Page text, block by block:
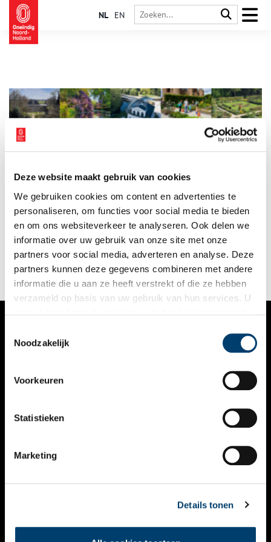
Deze website maakt gebruik van cookies
We gebruiken cookies om content en advertenties te
personaliseren, om functies voor social media te bieden
en om ons websiteverkeer te analyseren. Ook delen we
informatie over uw gebruik van onze site met onze
partners voor social media, adverteren en analyse. Deze
partners kunnen deze gegevens combineren met andere
informatie die u aan ze heeft verstrekt of die ze hebben
verzameld op basis van uw gebruik van hun services. U
Noodzakelijk
Voorkeuren
Statistieken
Marketing
Details tonen
NL EN
De kanshebbers voor de Kasteelprijs 2025 zijn bekend. Binnen
het thema Naar Buiten! heeft de jury van de Dag van het
Kasteel uit ruim veertig inzendingen een top tien van meest
bijzondere tuinen geselecteerd. Aandachtspunten: esthetiek,
duurzaamheid, authenticiteit, ecologische waarde en
maatschappelijke betrokkenheid.
2 min
VERHALEN
KALENDER
THEMA’S
VIDEO’S
CONTACT